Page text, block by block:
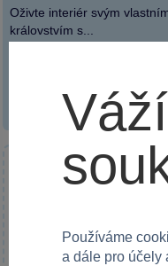
Oživte interiér svým
královstvím s...
−30 %
Používáme
a dále pro účely